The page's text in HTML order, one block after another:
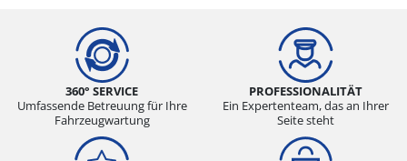
360° SERVICE
Umfassende Betreuung für Ihre
Fahrzeugwartung
PROFESSIONALITÄT
Ein Expertenteam, das an Ihrer
Seite steht